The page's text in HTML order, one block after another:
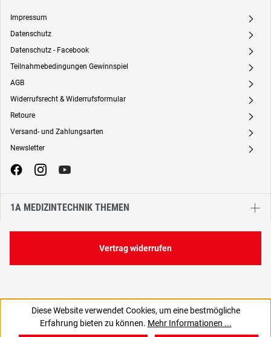
Impressum A
Datenschutz A
Datenschutz - Facebook A
Teilnahmebedingungen Gewinnspiel A
AGB A
Widerrufsrecht & Widerrufsformular A
Retoure A
Versand- und Zahlungsarten A
Newsletter A
1A MEDIZINTECHNIK THEMEN
Vertrag widerrufen
Diese Website verwendet Cookies, um eine bestmögliche
Erfahrung bieten zu können. Mehr Informationen ...